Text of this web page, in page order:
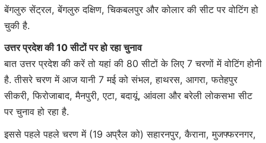
बेंगलुरु सेंट्रल, बेंगलुरु दक्षिण, चिकबलपुर और कोलार की सीट पर वोटिंग हो
चुकी है.
उत्तर प्रदेश की 10 सीटों पर हो रहा चुनाव
बात उत्तर प्रदेश की करें तो यहां की 80 सीटों के लिए 7 चरणों में वोटिंग होनी
है. तीसरे चरण में आज यानी 7 मई को संभल, हाथरस, आगरा, फतेहपुर
सीकरी, फिरोजाबाद, मैनपुरी, एटा, बदायूं, आंवला और बरेली लोकसभा सीट
पर चुनाव हो रहा है.
इससे पहले पहले चरण में (19 अप्रैल को) सहारनपुर, कैराना, मुजफ्फरनगर,